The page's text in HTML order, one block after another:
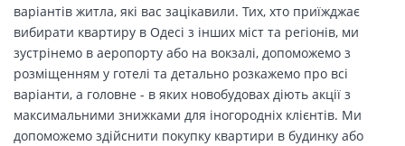
варіантів житла, які вас зацікавили. Тих, хто приїжджає
вибирати квартиру в Одесі з інших міст та регіонів, ми
зустрінемо в аеропорту або на вокзалі, допоможемо з
розміщенням у готелі та детально розкажемо про всі
варіанти, а головне - в яких новобудовах діють акції з
максимальними знижками для іногородніх клієнтів. Ми
допоможемо здійснити покупку квартири в будинку або